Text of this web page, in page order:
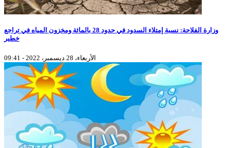
وزارة الفلاحة: نسبة إمتلاء السدود في حدود 28 بالمائة ومخزون المياه في تراجع
خطير
الأربعاء، 28 ديسمبر، 2022 - 09:41